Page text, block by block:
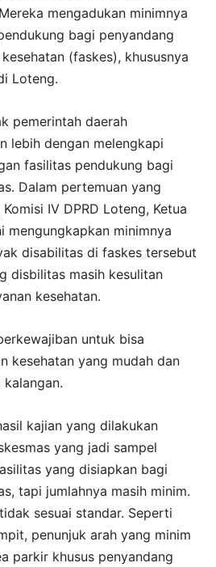
mengadukan minimnya
bagi penyandang
(faskes), khususnya
Loteng.
pemerintah daerah
lebih dengan melengkapi
fasilitas pendukung bagi
Dalam pertemuan yang
IV DPRD Loteng, Ketua
mengungkapkan minimnya
disabilitas di faskes tersebut
disbilitas masih kesulitan
kesehatan.
untuk bisa
kesehatan yang mudah dan
kajian yang dilakukan
yang jadi sampel
yang disiapkan bagi
tapi jumlahnya masih minim.
sesuai standar. Seperti
penunjuk arah yang minim
parkir khusus penyandang